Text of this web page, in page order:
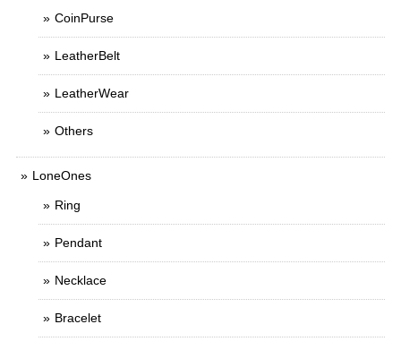
CoinPurse
LeatherBelt
LeatherWear
Others
LoneOnes
Ring
Pendant
Necklace
Bracelet